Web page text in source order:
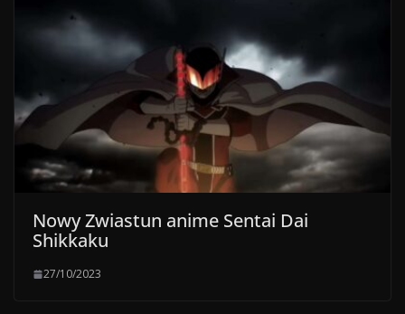
Nowy Zwiastun anime Sentai Dai
Shikkaku
27/10/2023